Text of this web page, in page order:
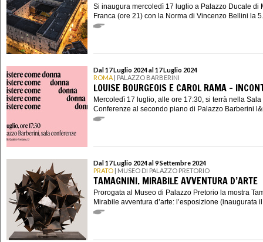
Si inaugura mercoledì 17 luglio a Palazzo Ducale di
Franca (ore 21) con la Norma di Vincenzo Bellini la
Dal 17 Luglio 2024 al 17 Luglio 2024
ROMA | PALAZZO BARBERINI
LOUISE BOURGEOIS E CAROL RAMA -
Mercoledì 17 luglio, alle ore 17:30, si terrà nella Sala
Conferenze al secondo piano di Palazzo Barberini
Dal 17 Luglio 2024 al 9 Settembre 2024
PRATO | MUSEO DI PALAZZO PRETORIO
TAMAGNINI. MIRABILE AVVENTURA D’ARTE
Prorogata al Museo di Palazzo Pretorio la mostra
Mirabile avventura d’arte: l’esposizione (inaugurata